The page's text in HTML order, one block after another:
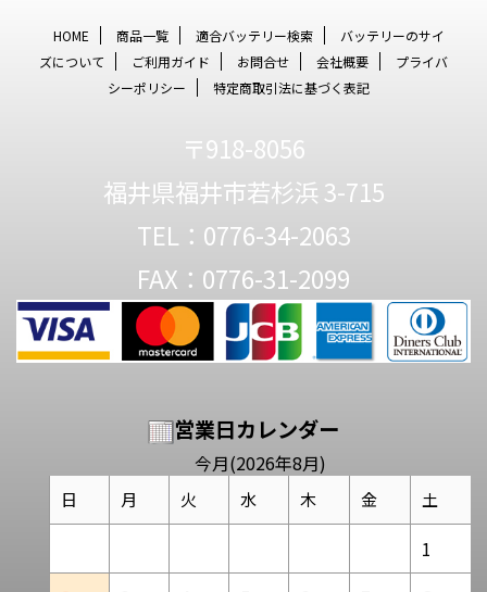
HOME 商品一覧 適合バッテリー検索
バッテリーのサイ
ズについて
ご利用ガイド お問合せ 会社概要
プライバ
シーポリシー
特定商取引法に基づく表記
〒918-8056
福井県福井市若杉浜 3-715
TEL：0776-34-2063
FAX：0776-31-2099
営業日カレンダー
今月(2026年8月)
日 月 火 水 木 金 土
1